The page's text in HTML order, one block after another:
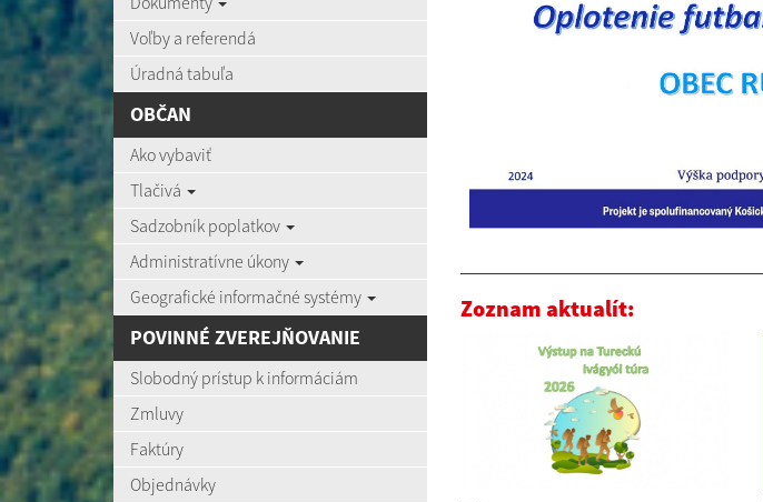
Voľby a referendá
Úradná tabuľa
OBČAN
Ako vybaviť
Tlačivá
Sadzobník poplatkov
Administratívne úkony
Geografické informačné systémy
POVINNÉ ZVEREJŇOVANIE
Slobodný prístup k informáciám
Zmluvy
Faktúry
Objednávky
Zoznam aktualít: